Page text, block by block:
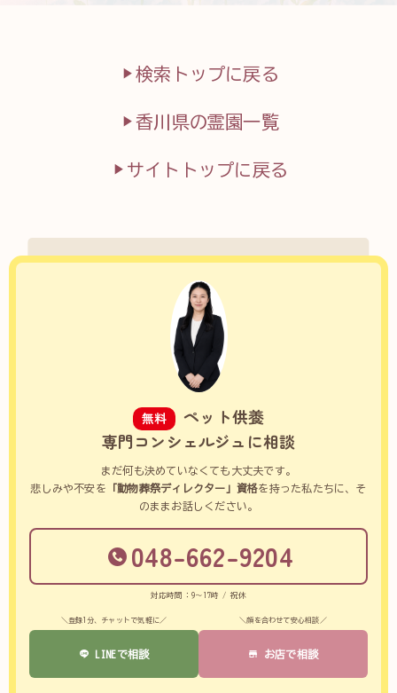
検索トップに戻る
香川県の霊園一覧
サイトトップに戻る
無料
ペット供養
専門コンシェルジュに相談
まだ何も決めていなくても大丈夫です。
悲しみや不安を 「動物葬祭ディレクター」資格を持った私たちに、そ
のままお話しください。
048-662-9204
対応時間：9～17時 / 祝休
＼登録1分、チャットで気軽に／
LINEで相談
＼顔を合わせて安心相談／
お店で相談